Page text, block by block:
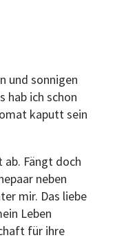
und sonnigen
hab ich schon
kaputt sein
Fängt doch
neben
mir. Das liebe
Leben
für ihre